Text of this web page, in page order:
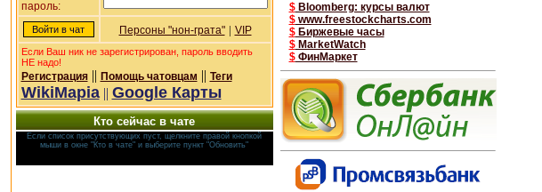
пароль:
Персоны "нон-грата" | VIP
Если Ваш ник не зарегистрирован, пароль вводить
НЕ надо!
Регистрация|| Помощь чатовцам || Теги
WikiMapia|| Google Карты
Кто сейчас в чате
Если список присутствующих пуст, щелкните правой кнопкой
мыши в окне "Кто в чате" и выберите пункт "Обновить"
$Bloomberg: курсы валют
$www.freestockcharts.com
$Биржевые часы
$MarketWatch
$ФинМаркет